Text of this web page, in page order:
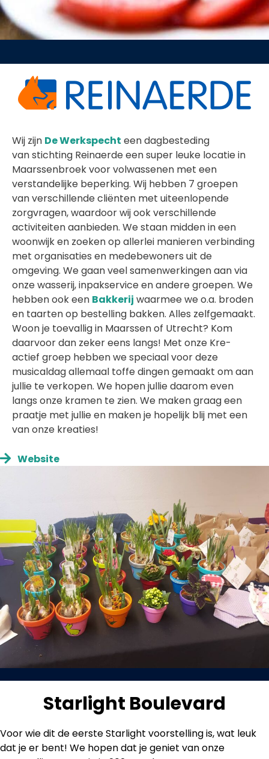
Wij zijn De Werkspecht een dagbesteding
van stichting Reinaerde een super leuke locatie in
Maarssenbroek voor volwassenen met een
verstandelijke beperking. Wij hebben 7 groepen
van verschillende cliënten met uiteenlopende
zorgvragen, waardoor wij ook verschillende
activiteiten aanbieden. We staan midden in een
woonwijk en zoeken op allerlei manieren verbinding
met organisaties en medebewoners uit de
omgeving. We gaan veel samenwerkingen aan via
onze wasserij, inpakservice en andere groepen. We
hebben ook een Bakkerij waarmee we o.a. broden
en taarten op bestelling bakken. Alles zelfgemaakt.
Woon je toevallig in Maarssen of Utrecht? Kom
daarvoor dan zeker eens langs! Met onze Kre-
actief groep hebben we speciaal voor deze
musicaldag allemaal toffe dingen gemaakt om aan
jullie te verkopen. We hopen jullie daarom even
langs onze kramen te zien. We maken graag een
praatje met jullie en maken je hopelijk blij met een
van onze kreaties!
Website
Starlight Boulevard
Voor wie dit de eerste Starlight voorstelling is, wat leuk
dat je er bent! We hopen dat je geniet van onze